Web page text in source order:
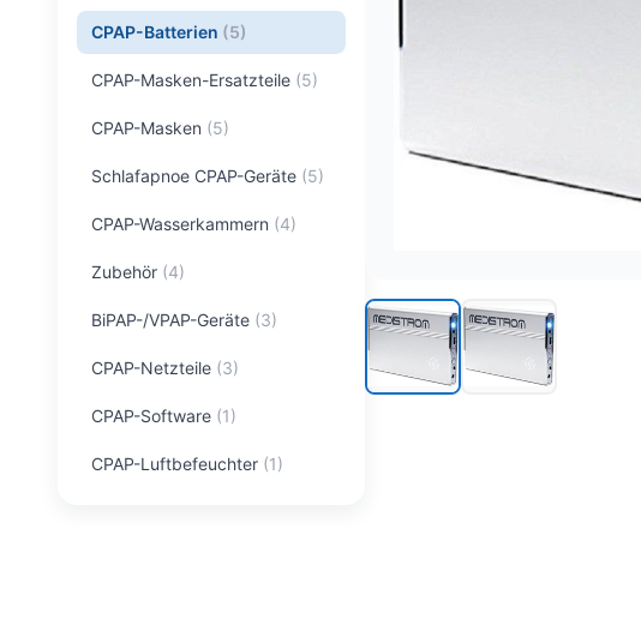
CPAP-Batterien (5)
CPAP-Masken-Ersatzteile (5)
CPAP-Masken (5)
Schlafapnoe CPAP-Geräte (5)
CPAP-Wasserkammern (4)
Zubehör (4)
BiPAP-/VPAP-Geräte (3)
CPAP-Netzteile (3)
CPAP-Software (1)
CPAP-Luftbefeuchter (1)